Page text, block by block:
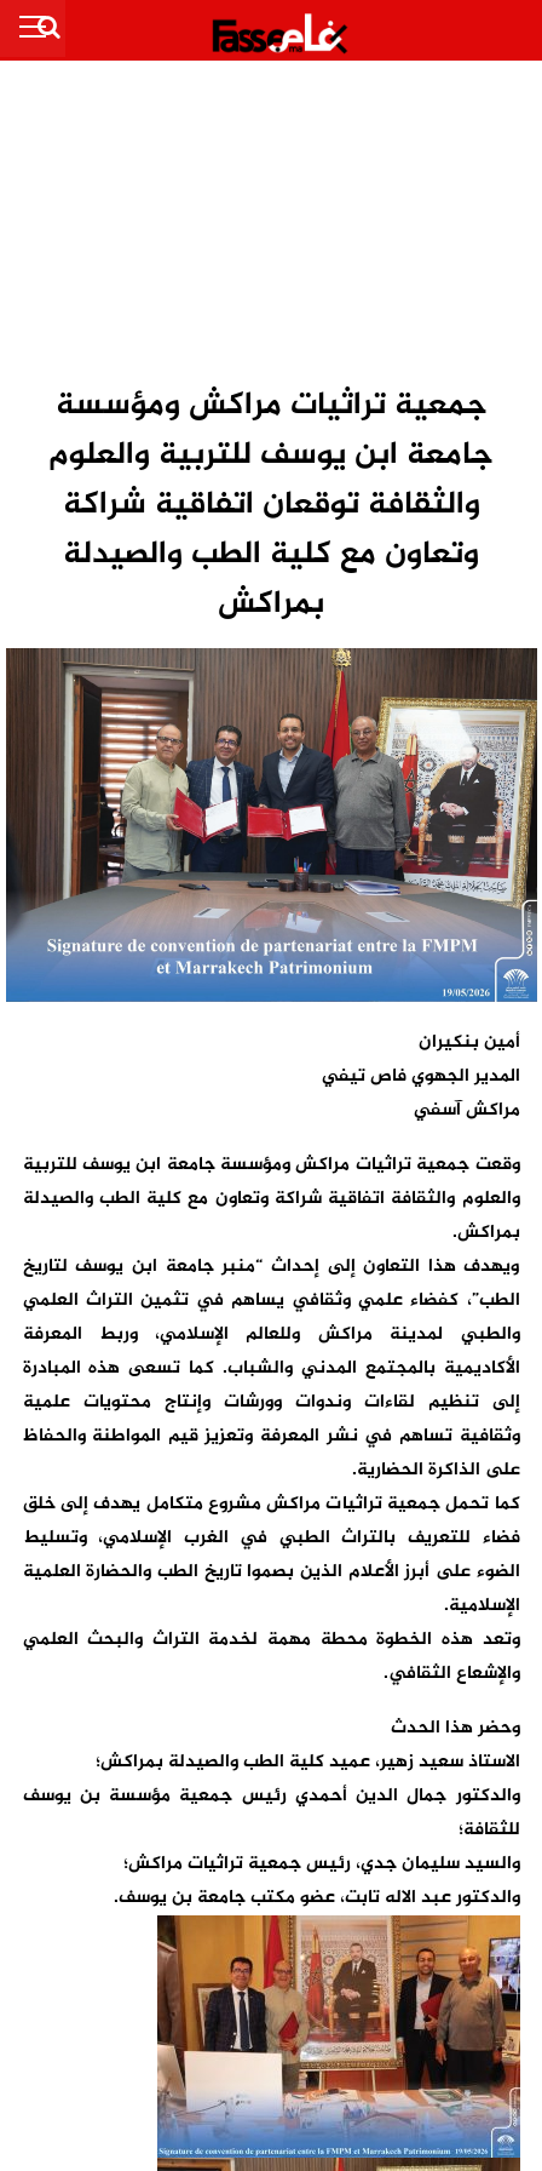
جمعية تراثيات مراكش ومؤسسة
جامعة ابن يوسف للتربية والعلوم
والثقافة توقعان اتفاقية شراكة
وتعاون مع كلية الطب والصيدلة
بمراكش
أمين بنكيران
المدير الجهوي فاص تيفي
مراكش آسفي
وقعت جمعية تراثيات مراكش ومؤسسة جامعة ابن يوسف للتربية
والعلوم والثقافة اتفاقية شراكة وتعاون مع كلية الطب والصيدلة
بمراكش.
ويهدف هذا التعاون إلى إحداث “منبر جامعة ابن يوسف لتاريخ
الطب”، كفضاء علمي وثقافي يساهم في تثمين التراث العلمي
والطبي لمدينة مراكش وللعالم الإسلامي، وربط المعرفة
الأكاديمية بالمجتمع المدني والشباب. كما تسعى هذه المبادرة
إلى تنظيم لقاءات وندوات وورشات وإنتاج محتويات علمية
وثقافية تساهم في نشر المعرفة وتعزيز قيم المواطنة والحفاظ
على الذاكرة الحضارية.
كما تحمل جمعية تراثيات مراكش مشروع متكامل يهدف إلى خلق
فضاء للتعريف بالتراث الطبي في الغرب الإسلامي، وتسليط
الضوء على أبرز الأعلام الذين بصموا تاريخ الطب والحضارة العلمية
الإسلامية.
وتعد هذه الخطوة محطة مهمة لخدمة التراث والبحث العلمي
والإشعاع الثقافي.
وحضر هذا الحدث
الاستاذ سعيد زهير، عميد كلية الطب والصيدلة بمراكش؛
والدكتور جمال الدين أحمدي رئيس جمعية مؤسسة بن يوسف
للثقافة؛
والسيد سليمان جدي، رئيس جمعية تراثيات مراكش؛
والدكتور عبد الاله تابت، عضو مكتب جامعة بن يوسف.